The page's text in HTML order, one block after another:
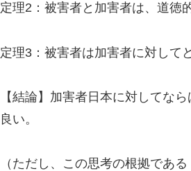
定理2：被害者と加害者は、道徳
定理3：被害者は加害者に対して
【結論】加害者日本に対してな
良い。
（ただし、この思考の根拠であ